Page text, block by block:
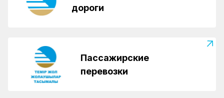
дороги
Пассажирские
перевозки